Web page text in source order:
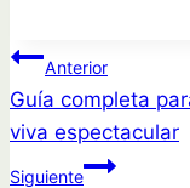
Navegación
de
entradas
Anterior
Guía completa
viva espectacular
Siguiente